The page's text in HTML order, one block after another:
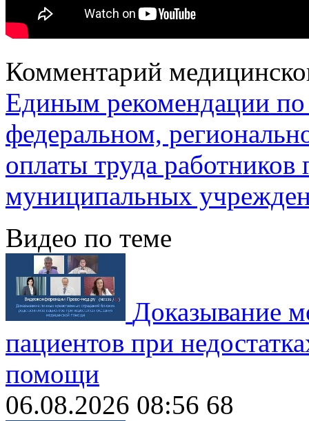
Комментарий
Единым рекомендации
федеральном,
оплаты труда работников
муниципальных
Видео по теме
Доказывание
пациентов при
помощи
06.08.2026 08:56 68